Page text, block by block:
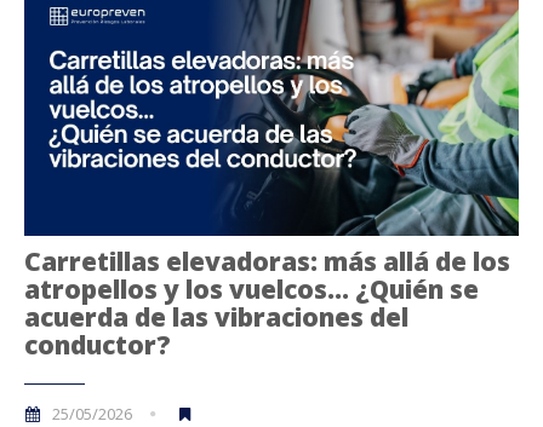
Carretillas elevadoras: más allá de los
atropellos y los vuelcos… ¿Quién se
acuerda de las vibraciones del
conductor?
25/05/2026